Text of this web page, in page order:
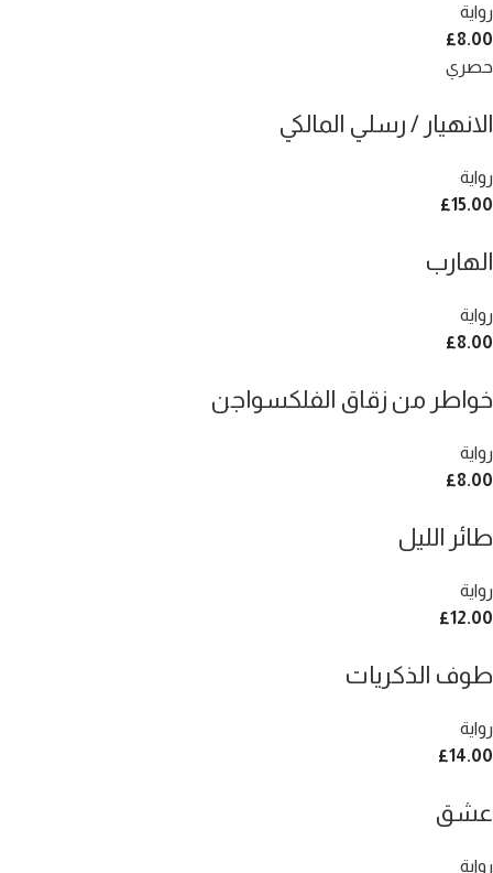
رواية
£8.00
حصري
الانهيار / رسلي المالكي
رواية
£15.00
الهارب
رواية
£8.00
خواطر من زقاق الفلكسواجن
رواية
£8.00
طائر الليل
رواية
£12.00
طوف الذكريات
رواية
£14.00
عشق
رواية